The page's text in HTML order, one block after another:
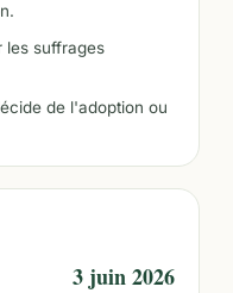
les suffrages
de l'adoption ou
3 juin 2026